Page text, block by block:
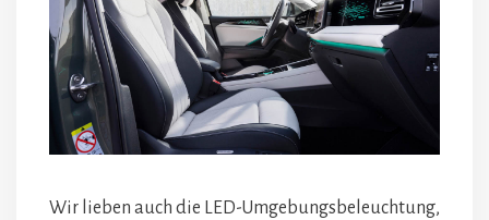
Wir lieben auch die LED-Umgebungsbeleuchtung,